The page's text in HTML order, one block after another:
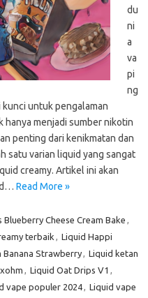
du
ni
a
va
pi
ng
untuk pengalaman
hanya menjadi sumber nikotin
penting dari kenikmatan dan
satu varian liquid yang sangat
creamy. Artikel ini akan
Read More »
Blueberry Cheese Cream Bake ,
terbaik , Liquid Happi
Banana Strawberry, Liquid ketan
, Liquid Oat Drips V1 ,
vape populer 2024, Liquid vape